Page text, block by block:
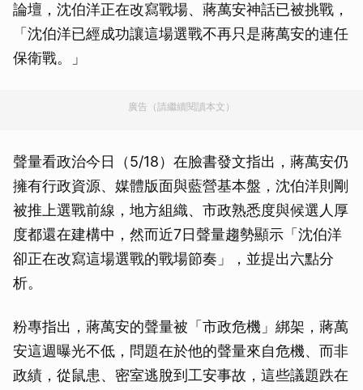
論壇，沈伯洋正在改寫戰場、蔣萬安神話已被挑戰，
「沈伯洋已經成功讓這場選戰不再只是蔣萬安的連任
保衛戰。」
廣告（請繼續閱讀本文）
聲量看政治今日（5/18）在臉書發文指出，蔣萬安仍
擁有行政資源、媒體版面與藍營基本盤，沈伯洋則剛
被推上選戰前線，地方組織、市政熟悉度與候選人厚
度都還在建構中，然而近7日聲量趨勢顯示「沈伯洋
卻正在改寫這場選戰的戰場節奏」，並提出六點分
析。
粉專指出，蔣萬安的聲量被「市政危機」綁架，蔣萬
安這週曝光不低，問題在於他的聲量來自危機、而非
政績，從鼠患、密室逃脫到工安事故，這些議題跌在